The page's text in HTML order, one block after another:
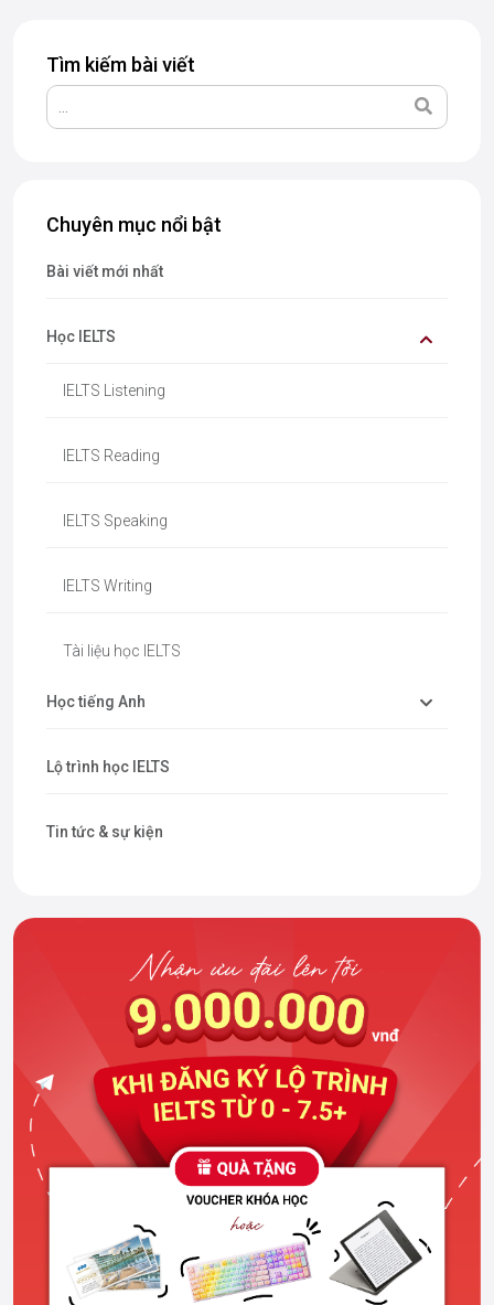
Tìm kiếm bài viết
Chuyên mục nổi bật
Bài viết mới nhất
Học IELTS
IELTS Listening
IELTS Reading
IELTS Speaking
IELTS Writing
Tài liệu học IELTS
Học tiếng Anh
Lộ trình học IELTS
Tin tức & sự kiện